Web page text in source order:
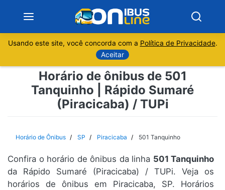
Sobre
Minas Gerais
Rio de Janeiro
Espírito Santo
Usando este site, você concorda com a Política de Privacidade.
Aceitar
Horário de ônibus de 501
Tanquinho | Rápido Sumaré
(Piracicaba) / TUPi
Horário de Ônibus SP Piracicaba 501 Tanquinho
Confira o horário de ônibus da linha 501 Tanquinho
da Rápido Sumaré (Piracicaba) / TUPi. Veja os
horários de ônibus em Piracicaba, SP. Horários